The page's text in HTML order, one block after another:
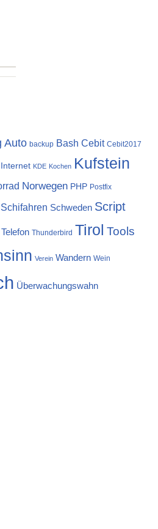
Auto backup Bash Cebit Cebit2017
Internet KDE Kochen Kufstein
Norwegen PHP Postfix
Schifahren Schweden Script
Telefon Thunderbird Tirol Tools
Verein Wandern Wein
Überwachungswahn